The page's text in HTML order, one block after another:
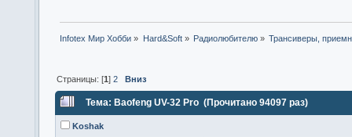
Infotex Мир Хобби » Hard&Soft» Радиолюбителю» Трансиверы,
Страницы: [1]2 Вниз
Тема: Baofeng UV-32 Pro (Прочитано 94097 раз)
Koshak